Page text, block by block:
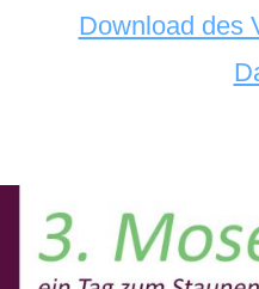
Download des